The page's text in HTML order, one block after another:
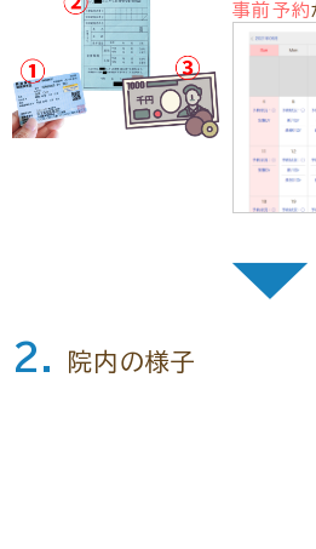
事前予約
▼
2. 院内の様子